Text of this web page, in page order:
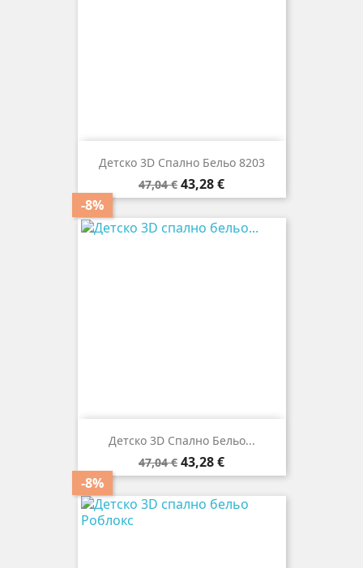
Детско 3D Спално Бельо 8203
Редовна
цена
47,04 €
-8%
Цена
43,28 €
Детско 3D Спално Бельо...
Редовна
цена
47,04 €
-8%
Цена
43,28 €